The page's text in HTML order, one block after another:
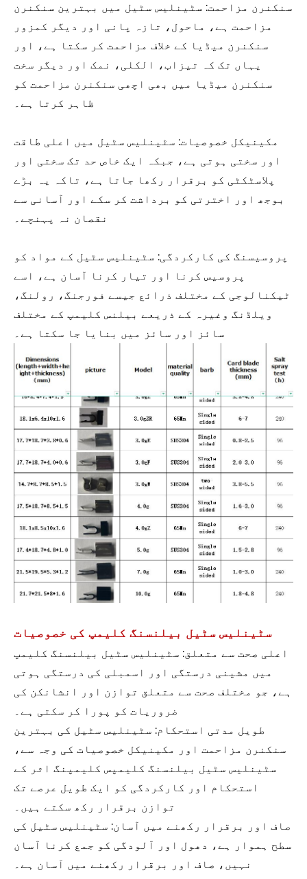
سنکنرن مزاحمت: سٹینلیس سٹیل میں بہترین سنکنرن
مزاحمت ہے، ماحول، تازہ پانی اور دیگر کمزور
سنکنرن میڈیا کے خلاف مزاحمت کر سکتا ہے، اور
یہاں تک کہ تیزاب، الکلی، نمک اور دیگر سخت
سنکنرن میڈیا میں بھی اچھی سنکنرن مزاحمت کو
ظاہر کرتا ہے۔
مکینیکل خصوصیات: سٹینلیس سٹیل میں اعلی طاقت
اور سختی ہوتی ہے، جبکہ ایک خاص حد تک سختی اور
پلاسٹکٹی کو برقرار رکھا جاتا ہے، تاکہ یہ بڑے
بوجھ اور اخترتی کو برداشت کر سکے اور آسانی سے
نقصان نہ پہنچے۔
پروسیسنگ کی کارکردگی: سٹینلیس سٹیل کے مواد کو
پروسیس کرنا اور تیار کرنا آسان ہے، اسے
ٹیکنالوجی کے مختلف ذرائع جیسے فورجنگ، رولنگ،
ویلڈنگ وغیرہ کے ذریعے بیلنس کلیمپ کے مختلف
سائز اور سائز میں بنایا جا سکتا ہے۔
سٹینلیس سٹیل بیلنسنگ کلیمپ کی خصوصیات
اعلی صحت سے متعلق: سٹینلیس سٹیل بیلنسنگ کلیمپ
میں مشینی درستگی اور اسمبلی کی درستگی ہوتی
ہے، جو مختلف صحت سے متعلق توازن اور انشانکن کی
ضروریات کو پورا کر سکتی ہے۔
طویل مدتی استحکام: سٹینلیس سٹیل کی بہترین
سنکنرن مزاحمت اور مکینیکل خصوصیات کی وجہ سے،
سٹینلیس سٹیل بیلنسنگ کلیمپس کلیمپنگ اثر کے
استحکام اور کارکردگی کو ایک طویل عرصے تک
توازن برقرار رکھ سکتے ہیں۔
صاف اور برقرار رکھنے میں آسان: سٹینلیس سٹیل کی
سطح ہموار ہے، دھول اور آلودگی کو جمع کرنا آسان
نہیں، صاف اور برقرار رکھنے میں آسان ہے۔